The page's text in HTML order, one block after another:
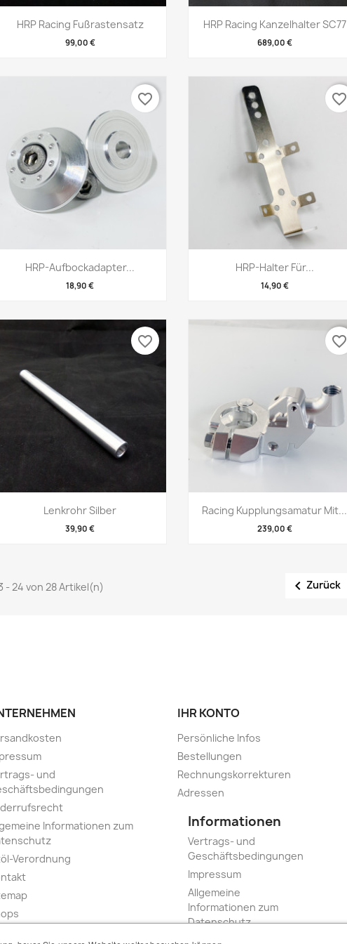
Vorschau
HRP Racing Fußrastensatz
99,00 €
Vorschau
HRP Racing Kanzelhalter SC77
689,00 €
Vorschau
HRP-Aufbockadapter...
18,90 €
favorite_border
Vorschau
HRP-Halter Für...
14,90 €
favorite_border
Vorschau
Lenkrohr Silber
39,90 €
favorite_border
Vorschau
Racing Kupplungsamatur Mit...
239,00 €
favorite_border
- 24 von 28 Artikel(n)  Zurück
und
Informationen zum
Verordnung
IHR KONTO
Persönliche Infos
Bestellungen
Rechnungskorrekturen
Adressen
Informationen
Vertrags- und
Geschäftsbedingungen
Impressum
Allgemeine
Informationen zum
Datenschutz
Widerrufsrecht